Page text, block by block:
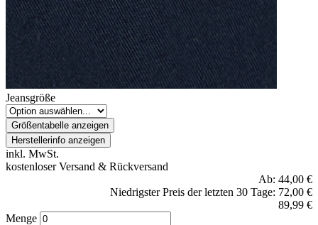
Jeansgröße
Größentabelle anzeigen
Herstellerinfo anzeigen
inkl. MwSt.
kostenloser Versand & Rückversand
Ab: 44,00 €
Niedrigster Preis der letzten 30 Tage: 72,00 €
89,99 €
Menge